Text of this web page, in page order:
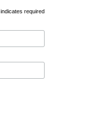
indicates required